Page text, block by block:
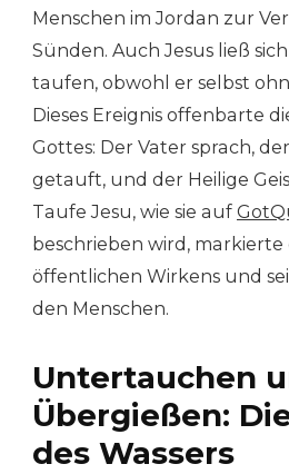
Menschen im Jordan zur
Sünden. Auch Jesus ließ
taufen, obwohl er selbst
Dieses Ereignis offenbarte
Gottes: Der Vater sprach,
getauft, und der Heilige
Taufe Jesu, wie sie auf
beschrieben wird, markierte
öffentlichen Wirkens und
den Menschen.
Untertauchen
Übergießen:
des Wassers